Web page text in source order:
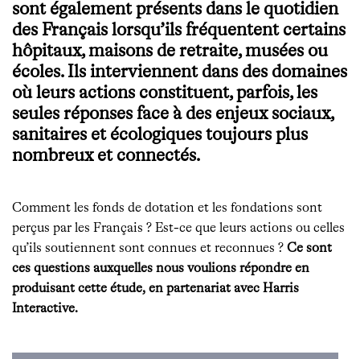
sont également présents dans le quotidien
des Français lorsqu’ils fréquentent certains
hôpitaux, maisons de retraite, musées ou
écoles. Ils interviennent dans des domaines
où leurs actions constituent, parfois, les
seules réponses face à des enjeux sociaux,
sanitaires et écologiques toujours plus
nombreux et connectés.
Comment les fonds de dotation et les fondations sont
perçus par les Français ? Est-ce que leurs actions ou celles
qu’ils soutiennent sont connues et reconnues ? Ce sont
ces questions auxquelles nous voulions répondre en
produisant cette étude, en partenariat avec Harris
Interactive.